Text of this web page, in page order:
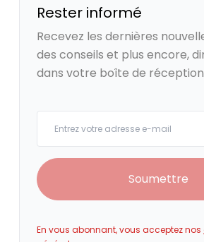
Rester informé
Recevez les dernières
des conseils et plus encore,
dans votre boîte de
Soumettre
En vous abonnant, vous acceptez nos